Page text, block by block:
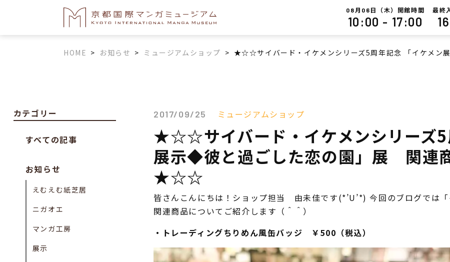
08 月 06 日（木）開館時間
10:00 - 17:00
最終
HOME > お知らせ > ミュージアムショップ > ★☆☆サイバード・イケメンシリーズ5周年記念 「イケメ
2017/09/25 ミュージアムショップ
★☆☆サイバード・イケメンシリーズ5
展示◆彼と過ごした恋の園」展 関連
★☆☆
皆さんこんにちは！ショップ担当 由未佳です(*’U’*) 今回のブログでは
関連商品についてご紹介します（＾＾）
・トレーディングちりめん風缶バッジ ￥500（税込）
カテゴリー
すべての記事
お知らせ
えむえむ紙芝居
ニガオエ
マンガ工房
展示